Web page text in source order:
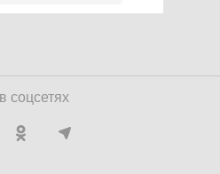
соцсетях